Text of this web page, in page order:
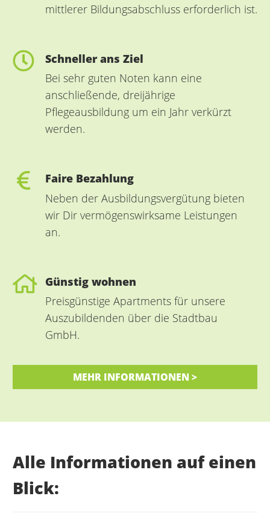
mittlerer Bildungsabschluss erforderlich ist.
Schneller ans Ziel
Bei sehr guten Noten kann eine
anschließende, dreijährige
Pflegeausbildung um ein Jahr verkürzt
werden.
Faire Bezahlung
Neben der Ausbildungsvergütung bieten
wir Dir vermögenswirksame Leistungen
an.
Günstig wohnen
Preisgünstige Apartments für unsere
Auszubildenden über die Stadtbau
GmbH.
MEHR INFORMATIONEN >
Alle Informationen auf einen
Blick: